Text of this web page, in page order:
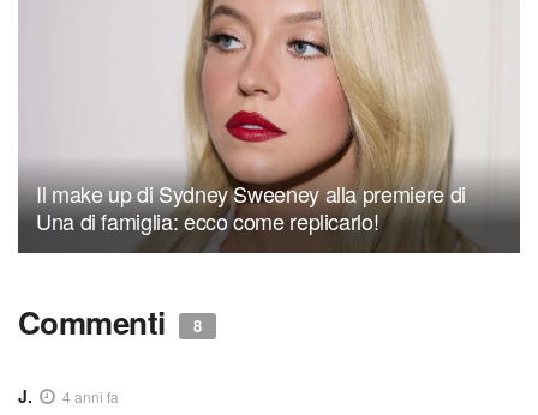
Il make up di Sydney Sweeney alla premiere di
Una di famiglia: ecco come replicarlo!
Commenti 8
J. 4 anni fa